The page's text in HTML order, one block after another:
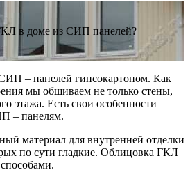
в доме из СИП панелей?
– панелей гипсокартоном. Как
мы обшиваем не только стены,
этажа. Есть свои особенности
– панелям.
материал для внутренней отделки
по сути гладкие. Облицовка ГКЛ